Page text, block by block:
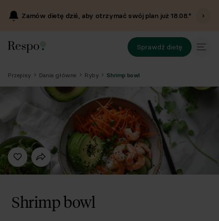
Zamów dietę dziś, aby otrzymać swój plan już18.08.*
Sprawdź dietę
Przepisy Dania główne Ryby Shrimp bowl
Shrimp bowl